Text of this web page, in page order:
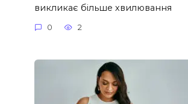
викликає більше хвилювання
0 2